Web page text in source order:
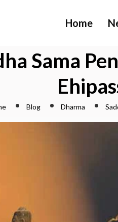
Home
Sama
Blog Dharma